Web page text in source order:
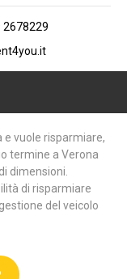
2678229
e vuole risparmiare,
termine a Verona
dimensioni.
di risparmiare
del veicolo